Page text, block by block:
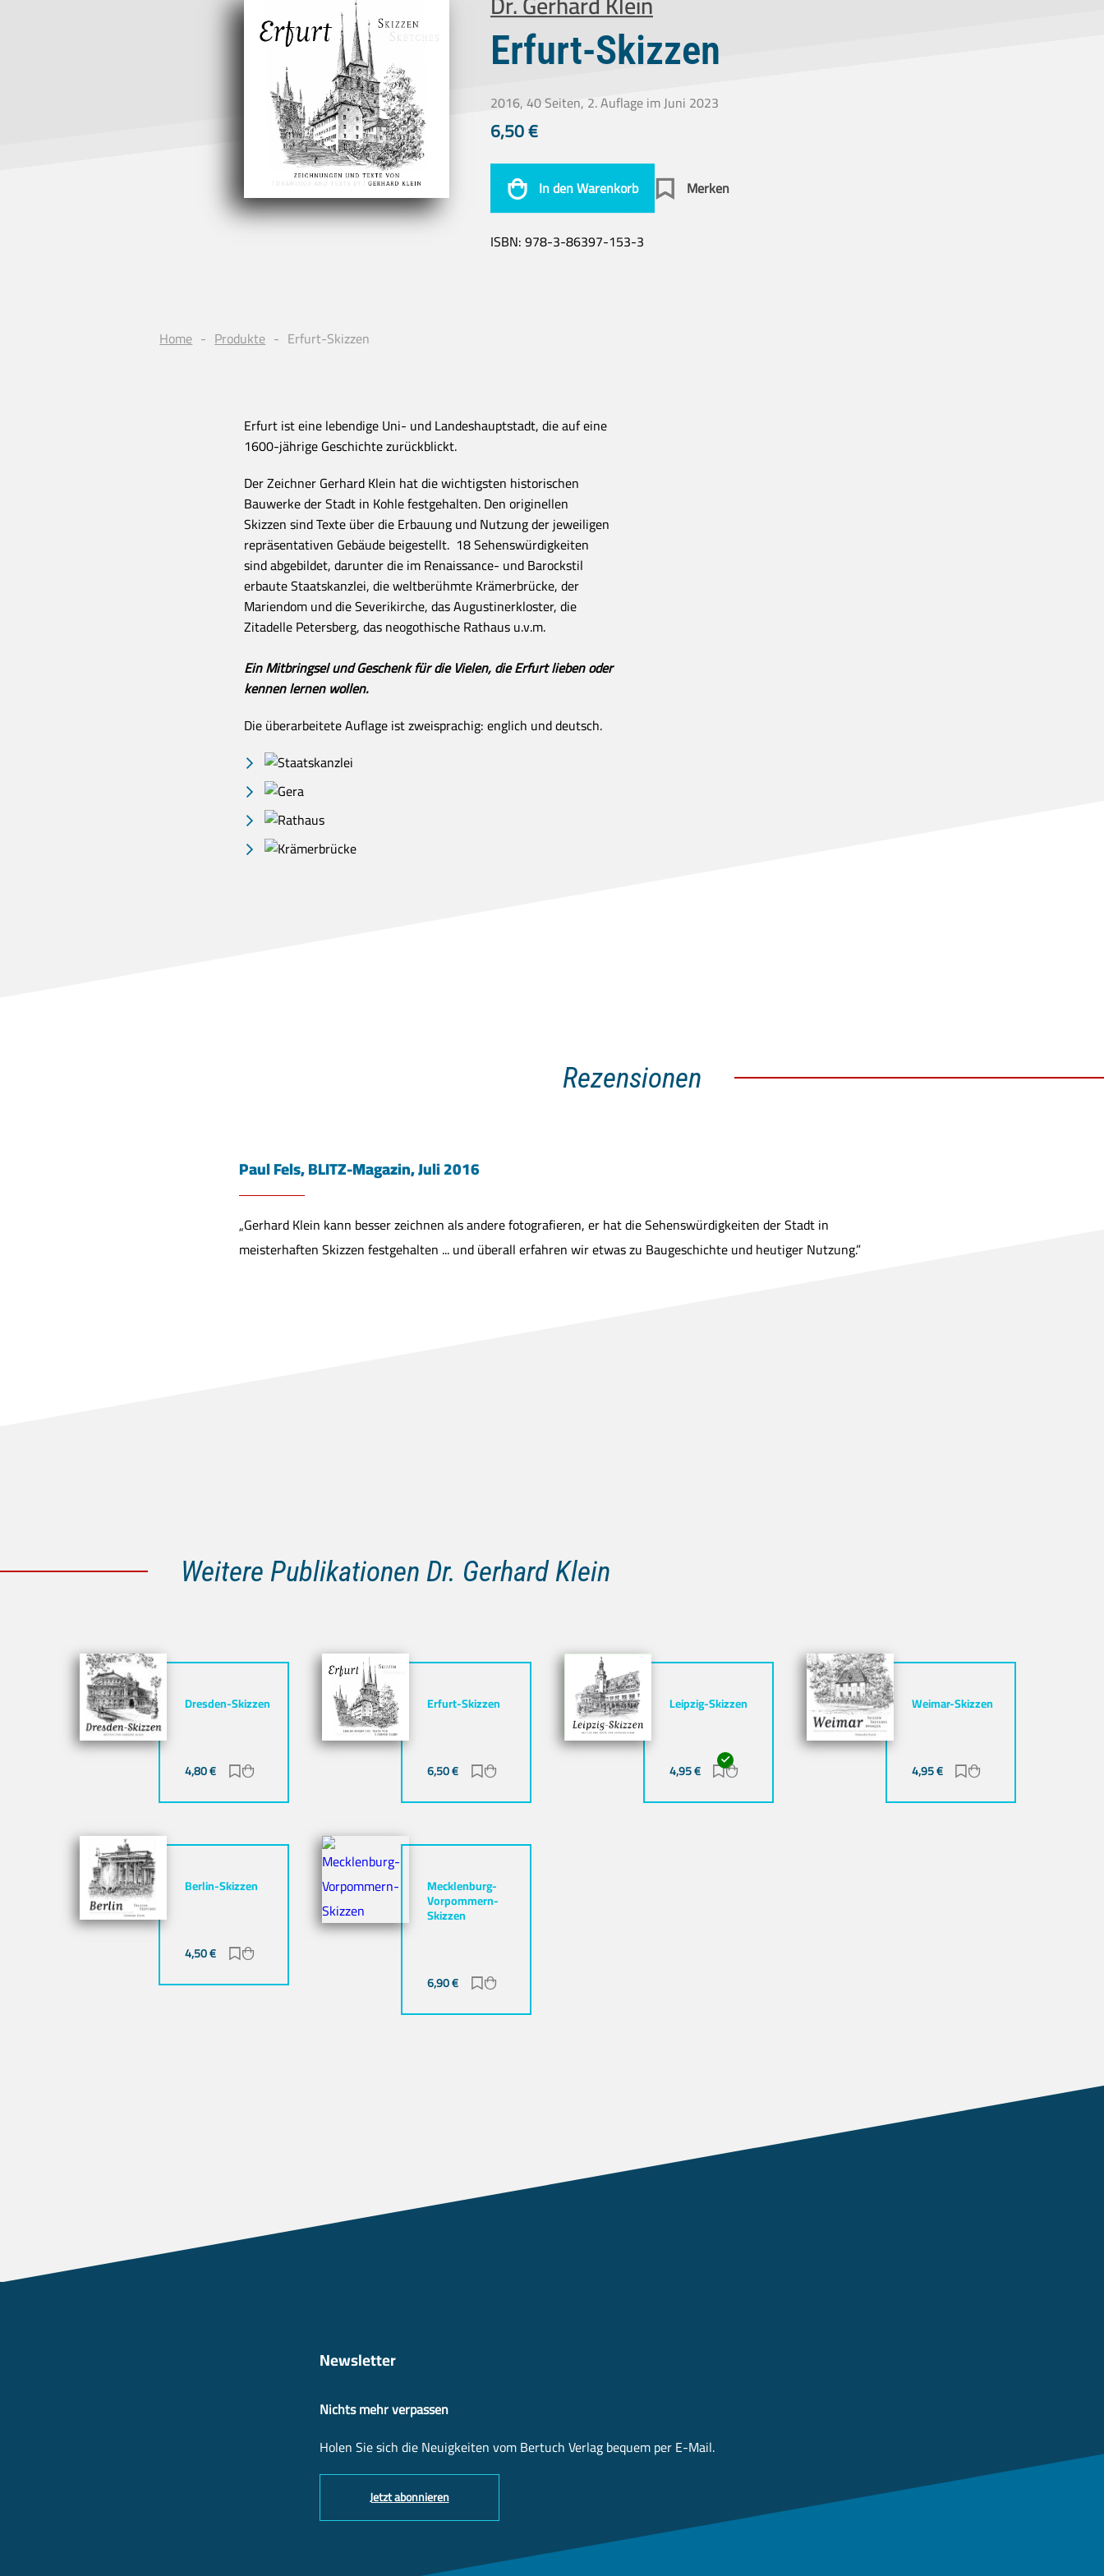
Erfurt-Skizzen
2016, 40 Seiten, 2. Auflage im Juni 2023
6,50€
In den Warenkorb Merken
ISBN:978-3-86397-153-3
Home Produkte Erfurt-Skizzen
Erfurt ist eine lebendige Uni- und Landeshauptstadt, die auf eine
1600-jährige Geschichte zurückblickt.
Der Zeichner Gerhard Klein hat die wichtigsten historischen
Bauwerke der Stadt in Kohle festgehalten. Den originellen
Skizzen sind Texte über die Erbauung und Nutzung der jeweiligen
repräsentativen Gebäude beigestellt. 18 Sehenswürdigkeiten
sind abgebildet, darunter die im Renaissance- und Barockstil
erbaute Staatskanzlei, die weltberühmte Krämerbrücke, der
Mariendom und die Severikirche, das Augustinerkloster, die
Zitadelle Petersberg, das neogothische Rathaus u.v.m.
Ein Mitbringsel und Geschenk für die Vielen, die Erfurt lieben oder
kennen lernen wollen.
Die überarbeitete Auflage ist zweisprachig: englich und deutsch.
Rezensionen
Paul Fels, BLITZ-Magazin, Juli 2016
„Gerhard Klein kann besser zeichnen als andere fotografieren, er hat die Sehenswürdigkeiten der Stadt in
meisterhaften Skizzen festgehalten ... und überall erfahren wir etwas zu Baugeschichte und heutiger Nutzung.”
Weitere Publikationen Dr. Gerhard Klein
Dresden-Skizzen
4,80€ Zur Merkliste hinzufügen
Erfurt-Skizzen
6,50€ Zur Merkliste hinzufügen
Leipzig-Skizzen
4,95€ Zur Merkliste hinzufügen
Weimar-Skizzen
4,95€ Zur Merkliste
Berlin-Skizzen
4,50€ Zur Merkliste hinzufügen
Mecklenburg-
Vorpommern-
Skizzen
6,90€ Zur Merkliste hinzufügen
Newsletter
Nichts mehr verpassen
Holen Sie sich die Neuigkeiten vom Bertuch Verlag bequem per E-Mail.
Jetzt abonnieren